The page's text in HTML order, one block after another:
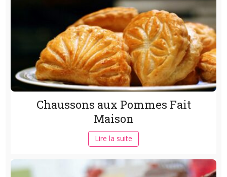
Chaussons aux Pommes Fait
Maison
Lire la suite